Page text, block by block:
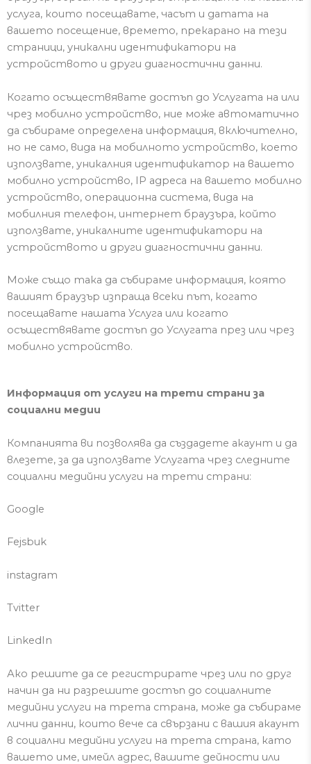
услуга, които посещавате, часът и датата на
вашето посещение, времето, прекарано на тези
страници, уникални идентификатори на
устройството и други диагностични данни.
Когато осъществявате достъп до Услугата на или
чрез мобилно устройство, ние може автоматично
да събираме определена информация, включително,
но не само, вида на мобилното устройство, което
използвате, уникалния идентификатор на вашето
мобилно устройство, IP адреса на вашето мобилно
устройство, операционна система, вида на
мобилния телефон, интернет браузъра, който
използвате, уникалните идентификатори на
устройството и други диагностични данни.
Може също така да събираме информация, която
вашият браузър изпраща всеки път, когато
посещавате нашата Услуга или когато
осъществявате достъп до Услугата през или чрез
мобилно устройство.
Информация от услуги на трети страни за
социални медии
Компанията ви позволява да създадете акаунт и да
влезете, за да използвате Услугата чрез следните
социални медийни услуги на трети страни:
Google
Fejsbuk
instagram
Tvitter
LinkedIn
Ако решите да се регистрирате чрез или по друг
начин да ни разрешите достъп до социалните
медийни услуги на трета страна, може да събираме
лични данни, които вече са свързани с вашия акаунт
в социални медийни услуги на трета страна, като
вашето име, имейл адрес, вашите дейности или